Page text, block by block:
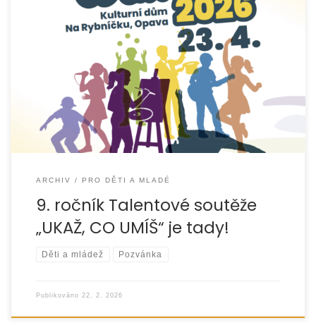
Srdečně zveme mladé talenty na 9. ročník oblíbené
soutěže „UKAŽ, CO UMÍŠ“, která je určena dětem a mládeži
zejména z Moravskoslezského kraje. Veřejná
ARCHIV PRO DĚTI A MLADÉ
9. ročník Talentové soutěže
„UKAŽ, CO UMÍŠ“ je tady!
Děti a mládež Pozvánka
Publikováno 22. 2. 2026